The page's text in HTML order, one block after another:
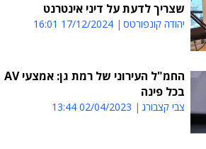
שצריך לדעת על דיני אינטרנט
יהודה קונפורטס 17/12/2024 16:01
החמ"ל העירוני של רמת גן: אמצעי AV
בכל פינה
צבי קצבורג 02/04/2023 13:44